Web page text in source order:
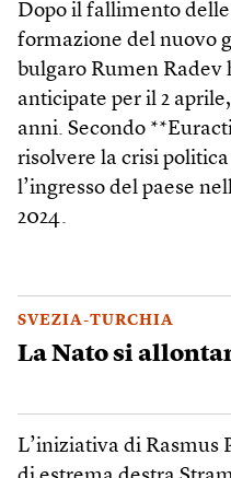
Dopo il fallimento
formazione del nuovo
bulgaro Rumen Radev
anticipate per il 2
anni. Secondo
risolvere la crisi
l’ingresso del paese
2024.
SVEZIA-TURCHIA
La Nato si
L’iniziativa di Rasmus